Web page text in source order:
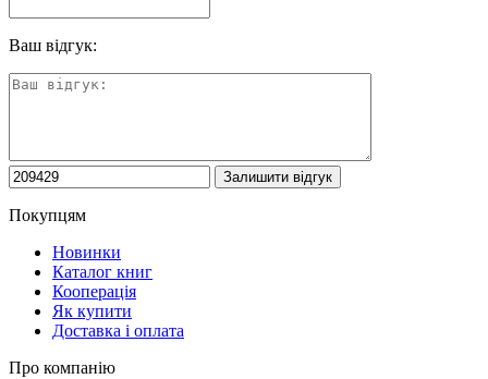
Ваш відгук:
Покупцям
Новинки
Каталог книг
Кооперація
Як купити
Доставка і оплата
Про компанію